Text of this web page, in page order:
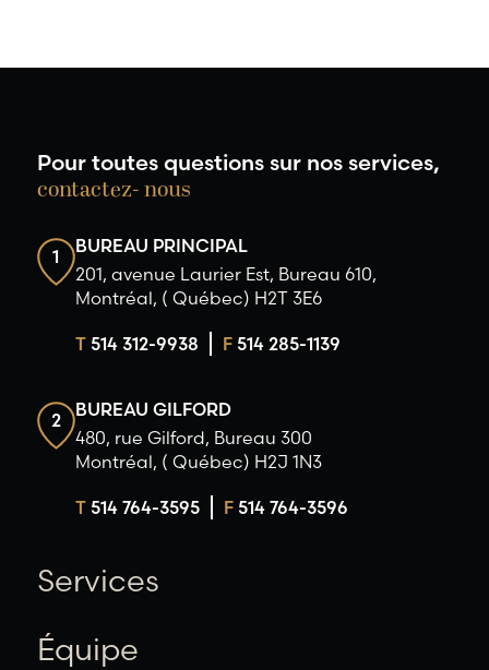
Pour toutes questions sur nos services,
contactez- nous
1
BUREAU PRINCIPAL
201, avenue Laurier Est, Bureau 610,
Montréal, ( Québec) H2T 3E6
T514 312-9938 F514 285-1139
2
BUREAU GILFORD
480, rue Gilford, Bureau 300
Montréal, ( Québec) H2J 1N3
T514 764-3595 F514 764-3596
Services
Équipe